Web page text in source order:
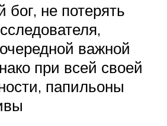
бог, не потерять
важной
при всей своей
папильоны